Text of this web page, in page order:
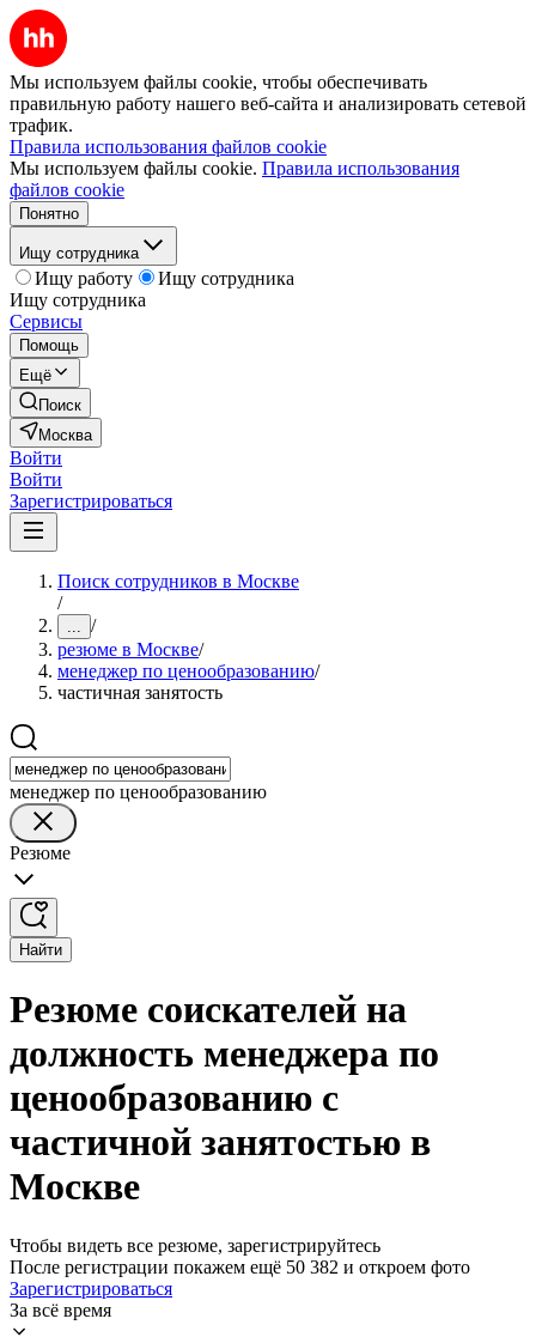
Мы используем файлы cookie, чтобы обеспечивать
правильную работу нашего веб-сайта и анализировать сетевой
трафик.
Правила использования файлов cookie
Мы используем файлы cookie. Правила использования
файлов cookie
Понятно
Ищу сотрудника
Ищу работу
Ищу сотрудника
Ищу сотрудника
Сервисы
Помощь
Ещё
Поиск
Москва
Войти
Войти
Зарегистрироваться
Поиск сотрудников в Москве
/
... /
резюме в Москве/
менеджер по ценообразованию/
частичная занятость
менеджер по ценообразованию
Резюме
Найти
Резюме соискателей на
должность менеджера по
ценообразованию с
частичной занятостью в
Москве
Чтобы видеть все резюме, зарегистрируйтесь
После регистрации покажем ещё 50 382 и откроем фото
Зарегистрироваться
За всё время